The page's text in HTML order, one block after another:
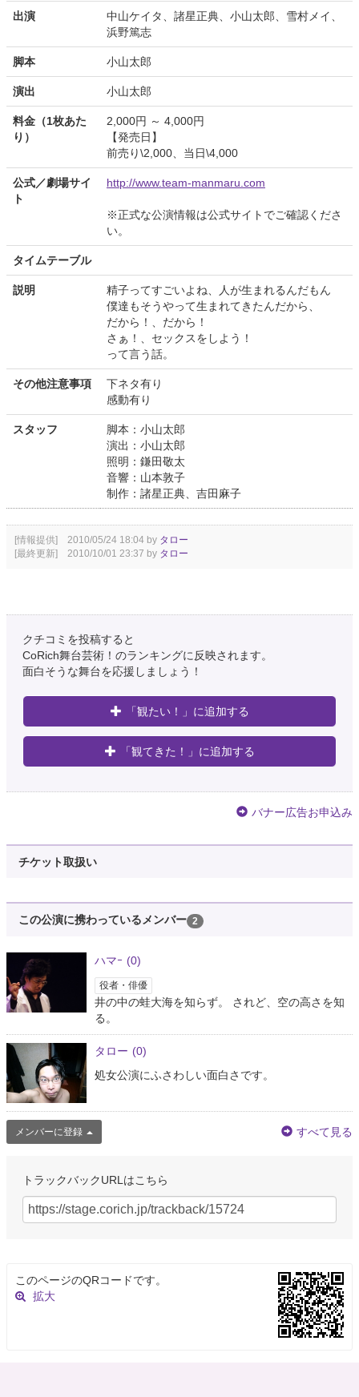
出演
中山ケイタ、諸星正典、小山太郎、雪村メイ、
浜野篤志
脚本 小山太郎
演出 小山太郎
料金（1枚あた
り）
2,000円 ～ 4,000円
【発売日】
前売り\2,000、当日\4,000
公式／劇場サイ
ト
http://www.team-manmaru.com
※正式な公演情報は公式サイトでご確認くださ
い。
タイムテーブル
説明
精子ってすごいよね、人が生まれるんだもん
僕達もそうやって生まれてきたんだから、
だから！、だから！
さぁ！、セックスをしよう！
って言う話。
その他注意事項
下ネタ有り
感動有り
スタッフ
脚本：小山太郎
演出：小山太郎
照明：鎌田敬太
音響：山本敦子
制作：諸星正典、吉田麻子
[情報提供] 2010/05/24 18:04 by タロー
[最終更新] 2010/10/01 23:37 by タロー
クチコミを投稿すると
CoRich舞台芸術！のランキングに反映されます。
面白そうな舞台を応援しましょう！
「観たい！」に追加する
「観てきた！」に追加する
バナー広告お申込み
チケット取扱い
この公演に携わっているメンバー 2
ハマｰ (0)
役者・俳優
井の中の蛙大海を知らず。 されど、空の高さを知
る。
タロー (0)
処女公演にふさわしい面白さです。
メンバーに登録 すべて見る
トラックバックURLはこちら
このページのQRコードです。
拡大